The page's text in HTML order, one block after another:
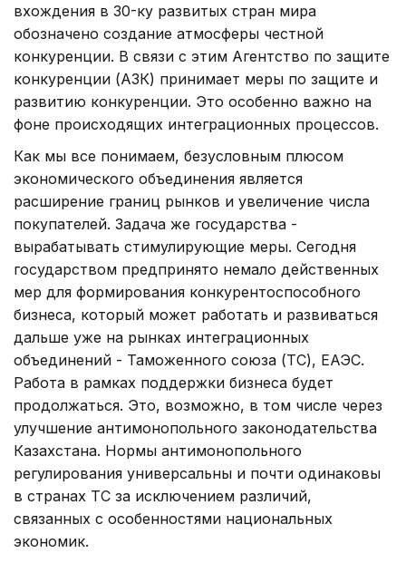
вхождения в 30-ку развитых стран мира
обозначено создание атмосферы честной
конкуренции. В связи с этим Агентство по защите
конкуренции (АЗК) принимает меры по защите и
развитию конкуренции. Это особенно важно на
фоне происходящих интеграционных процессов.
Как мы все понимаем, безусловным плюсом
экономического объединения является
расширение границ рынков и увеличение числа
покупателей. Задача же государства -
вырабатывать стимулирующие меры. Сегодня
государством предпринято немало действенных
мер для формирования конкурентоспособного
бизнеса, который может работать и развиваться
дальше уже на рынках интеграционных
объединений - Таможенного союза (ТС), ЕАЭС.
Работа в рамках поддержки бизнеса будет
продолжаться. Это, возможно, в том числе через
улучшение антимонопольного законодательства
Казахстана. Нормы антимонопольного
регулирования универсальны и почти одинаковы
в странах ТС за исключением различий,
связанных с особенностями национальных
экономик.